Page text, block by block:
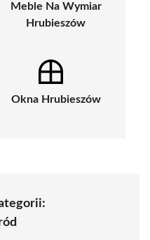
Meble Na Wymiar
Hrubieszów
Okna Hrubieszów